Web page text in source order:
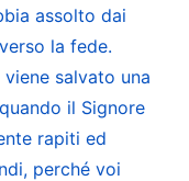
metà
a termine,
corrotta. […]
consapevolezza
riconoscere la
assolto dai
la fede.
salvato una
il Signore
rapiti ed
perché voi